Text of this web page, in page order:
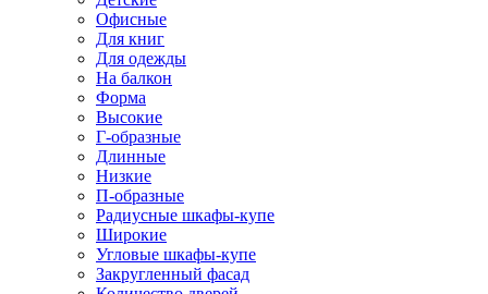
Офисные
Для книг
Для одежды
На балкон
Форма
Высокие
Г-образные
Длинные
Низкие
П-образные
Радиусные шкафы-купе
Широкие
Угловые шкафы-купе
Закругленный фасад